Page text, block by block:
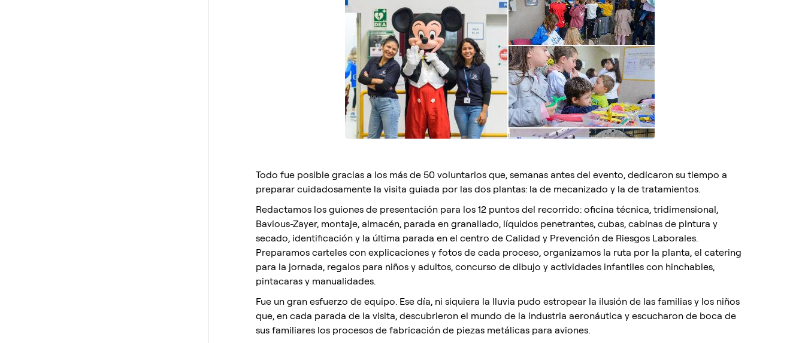
Todo fue posible gracias a los más de 50 voluntarios que, semanas antes del evento, dedicaron su tiempo a
preparar cuidadosamente la visita guiada por las dos plantas: la de mecanizado y la de tratamientos.
Redactamos los guiones de presentación para los 12 puntos del recorrido: oficina técnica, tridimensional,
Bavious-Zayer, montaje, almacén, parada en granallado, líquidos penetrantes, cubas, cabinas de pintura y
secado, identificación y la última parada en el centro de Calidad y Prevención de Riesgos Laborales.
Preparamos carteles con explicaciones y fotos de cada proceso, organizamos la ruta por la planta, el catering
para la jornada, regalos para niños y adultos, concurso de dibujo y actividades infantiles con hinchables,
pintacaras y manualidades.
Fue un gran esfuerzo de equipo. Ese día, ni siquiera la lluvia pudo estropear la ilusión de las familias y los niños
que, en cada parada de la visita, descubrieron el mundo de la industria aeronáutica y escucharon de boca de
sus familiares los procesos de fabricación de piezas metálicas para aviones.